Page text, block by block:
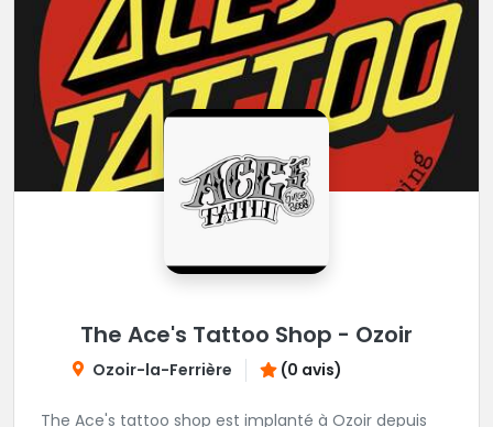
The Ace's Tattoo Shop - Ozoir
Ozoir-la-Ferrière (0 avis)
The Ace's tattoo shop est implanté à Ozoir depuis